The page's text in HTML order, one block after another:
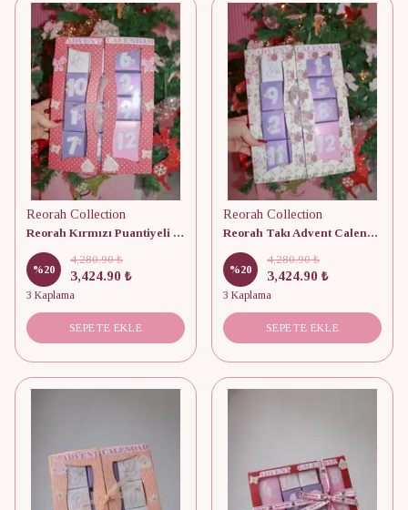
Reorah Collection
Reorah Kırmızı Puantiyeli Takı Advent Calendar 12 Adet
%20
4,280.90 ₺
3,424.90 ₺
3 Kaplama
SEPETE EKLE
Reorah Collection
Reorah Takı Advent Calendar 12 Adet
%20
4,280.90 ₺
3,424.90 ₺
3 Kaplama
SEPETE EKLE